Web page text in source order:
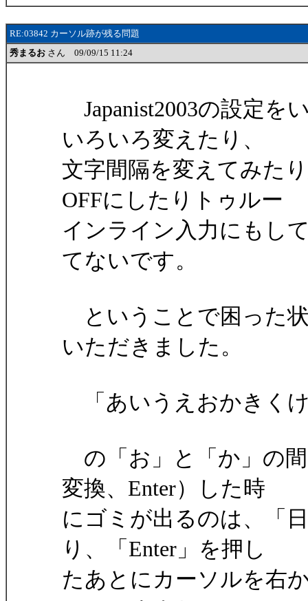
RE:03842 カーソル跡が残る問題
秀まるお さん 09/09/15 11:24
Japanist2003の設定を
いろいろ変えたり、
文字間隔を変えてみた
OFFにしたりトゥルー
インライン入力にもし
てないです。
ということで困った
いただきました。
「あいうえおかきく
の「お」と「か」の
変換、Enter）した時
にゴミが出るのは、「
り、「Enter」を押し
たあとにカーソルを右